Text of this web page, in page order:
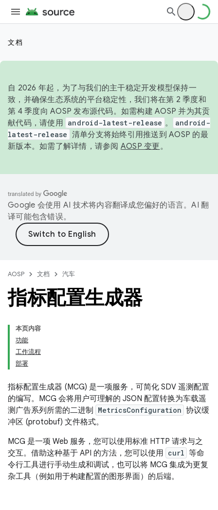
文档
自 2026 年起，为了与我们的主干稳定开发模型保持一
致，并确保生态系统的平台稳定性，我们将在第 2 季度和
第 4 季度向 AOSP 发布源代码。如需构建 AOSP 并为其贡
献代码，请使用 android-latest-release 。
android-
latest-release 清单分支将始终引用推送到 AOSP 的最
新版本。如需了解详情，请参阅 AOSP 变更。
Google 会使用 AI 技术将内容翻译成您偏好的语言。AI 翻
译可能包含错误。
AOSP 文档 汽车
指标配置生成器
本页内容
功能
工作流程
部署
指标配置生成器 (MCG) 是一项服务，可简化 SDV 遥测配置
的编写。MCG 会将用户可理解的 JSON 配置转换为车载遥
测广告系列所需的二进制
MetricsConfiguration 协议缓
冲区 (protobuf) 文件格式。
MCG 是一项 Web 服务，您可以使用标准 HTTP 请求与之
交互。借助这种基于 API 的方法，您可以使用 curl 等命
令行工具进行手动生成和调试，也可以将 MCG 集成为更复
杂工具（例如用于构建配置的图形界面）的后端。